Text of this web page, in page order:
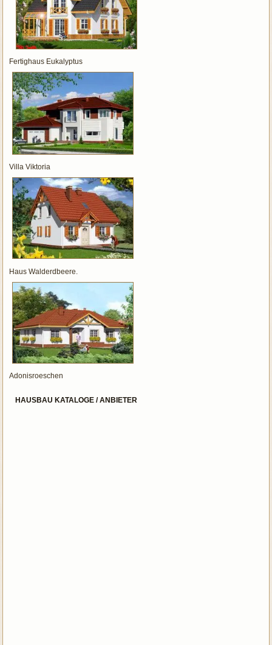
Fertighaus Eukalyptus
Villa Viktoria
Haus Walderdbeere.
Adonisroeschen
HAUSBAU KATALOGE / ANBIETER